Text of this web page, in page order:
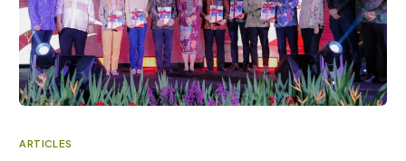
ARTICLES